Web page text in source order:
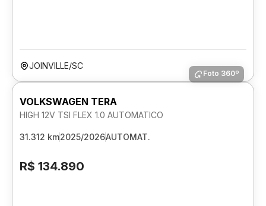
JOINVILLE/SC
Foto 360º
VOLKSWAGEN TERA
HIGH 12V TSI FLEX 1.0 AUTOMATICO
31.312 km2025/2026AUTOMAT.
R$ 134.890